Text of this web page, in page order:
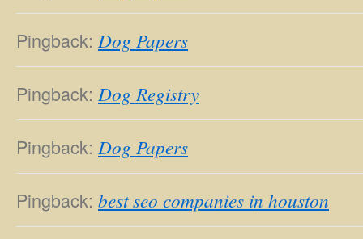
Pingback: Dog Papers
Pingback: Dog Registry
Pingback: Dog Papers
Pingback: best seo companies in houston